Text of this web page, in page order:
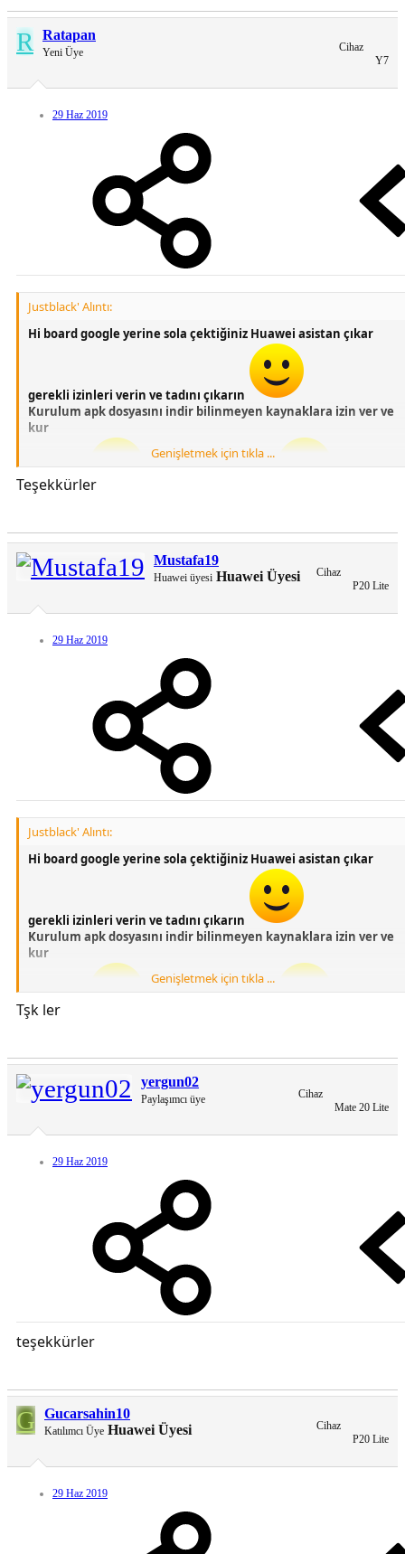
[Gizli içerik]
[Gizli içerik]
JB
EMUİ 9.1 9.0 8.0 STOCK LAUNCHER UYUMLUDUR
R Ratapan
Yeni Üye
Cihaz
Y7
29 Haz 2019
Justblack' Alıntı:
Hi board google yerine sola çektiğiniz Huawei asistan çıkar
gerekli izinleri verin ve tadını çıkarın
Kurulum apk dosyasını indir bilinmeyen kaynaklara izin ver ve
kur
Türkçedir
Genişletmek için tıkla ...
Teşekkürler
Mustafa19
Huawei üyesi Huawei Üyesi
Cihaz
P20 Lite
29 Haz 2019
Justblack' Alıntı:
Hi board google yerine sola çektiğiniz Huawei asistan çıkar
gerekli izinleri verin ve tadını çıkarın
Kurulum apk dosyasını indir bilinmeyen kaynaklara izin ver ve
kur
Türkçedir
Genişletmek için tıkla ...
Tşk ler
yergun02
Paylaşımcı üye
Cihaz
Mate 20 Lite
29 Haz 2019
teşekkürler
G Gucarsahin10
Katılımcı Üye Huawei Üyesi
Cihaz
P20 Lite
29 Haz 2019